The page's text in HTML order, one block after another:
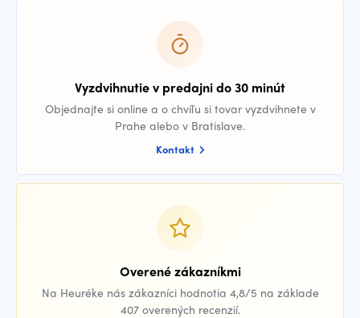
Vyzdvihnutie v predajni do 30 minút
Objednajte si online a o chvíľu si tovar vyzdvihnete v
Prahe alebo v Bratislave.
Kontakt
Overené zákazníkmi
Na Heuréke nás zákazníci hodnotia 4,8/5 na základe
407 overených recenzií.